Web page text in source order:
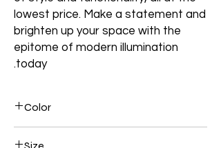
lowest price. Make a statement and
brighten up your space with the
epitome of modern illumination
today.
Color